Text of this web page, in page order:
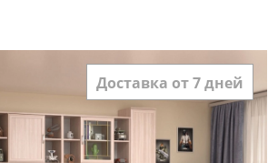
Доставка от 7 дней